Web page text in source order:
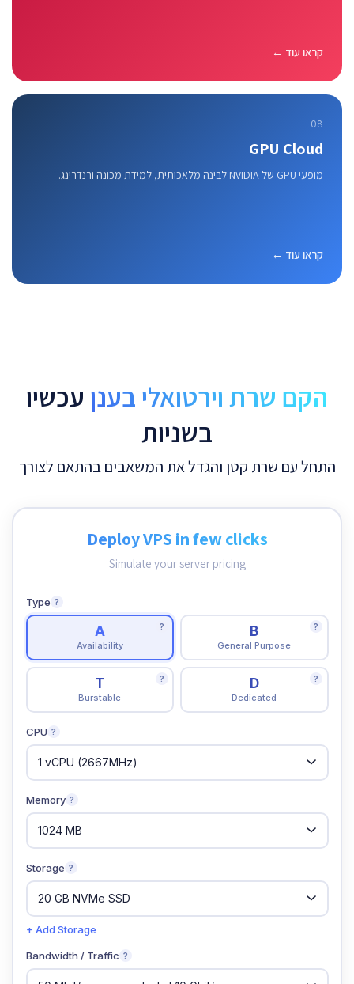
קראו עוד ←
08
GPU Cloud
מופעי GPU של NVIDIA לבינה מלאכותית, למידת מכונה ורנדרינג.
קראו עוד ←
הקם שרת וירטואלי בענן עכשיו
בשניות
התחל עם שרת קטן והגדל את המשאבים בהתאם לצורך
Deploy VPS in few clicks
Simulate your server pricing
Type ?
A
Availability
? B
General Purpose
?
T
Burstable
? D
Dedicated
?
CPU ?
Memory ?
Storage ?
+ Add Storage
Bandwidth / Traffic ?